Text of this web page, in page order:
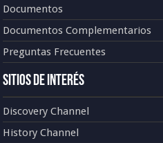
Documentos
Documentos Complementarios
Preguntas Frecuentes
Sitios de Interés
Discovery Channel
History Channel